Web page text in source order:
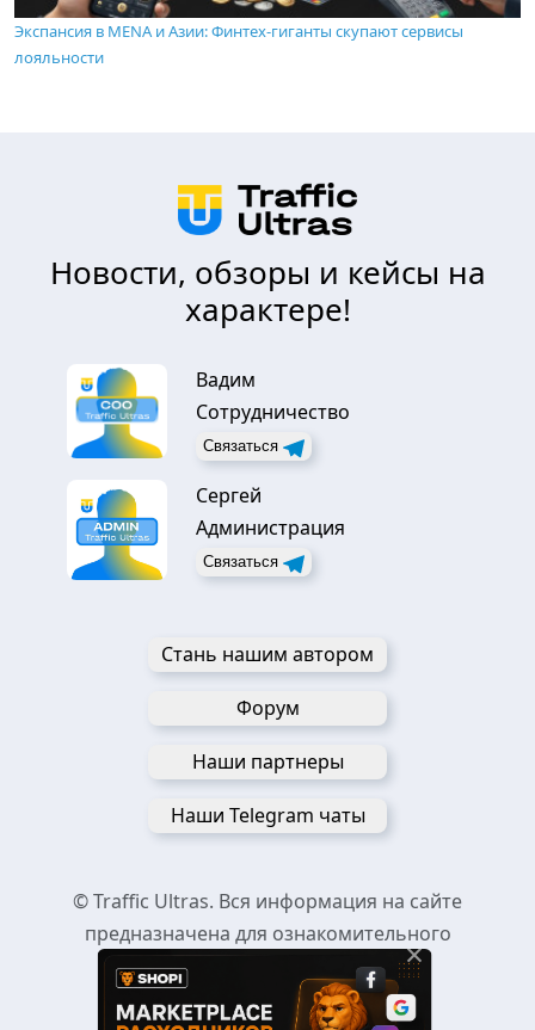
Экспансия в MENA и Азии: Финтех-гиганты скупают сервисы
лояльности
Новости, обзоры и кейсы на
характере!
Вадим
Сотрудничество
Связаться
Сергей
Администрация
Связаться
Стань нашим автором
Форум
Наши партнеры
Наши Telegram чаты
© Traffic Ultras. Вся информация на сайте
предназначена для ознакомительного
×